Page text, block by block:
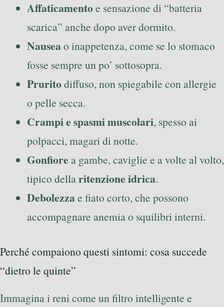
Affaticamentoe sensazione di “batteria
scarica” anche dopo aver dormito.
Nauseao inappetenza, come se lo stomaco
fosse sempre un po’ sottosopra.
Pruritodiffuso, non spiegabile con allergie
o pelle secca.
Crampi e spasmi muscolari, spesso ai
polpacci, magari di notte.
Gonfiore a gambe, caviglie e a volte al volto,
tipico dellaritenzione idrica.
Debolezzae fiato corto, che possono
accompagnare anemia o squilibri interni.
Perché compaiono questi sintomi: cosa succede
“dietro le quinte”
Immagina i reni come un filtro intelligente e